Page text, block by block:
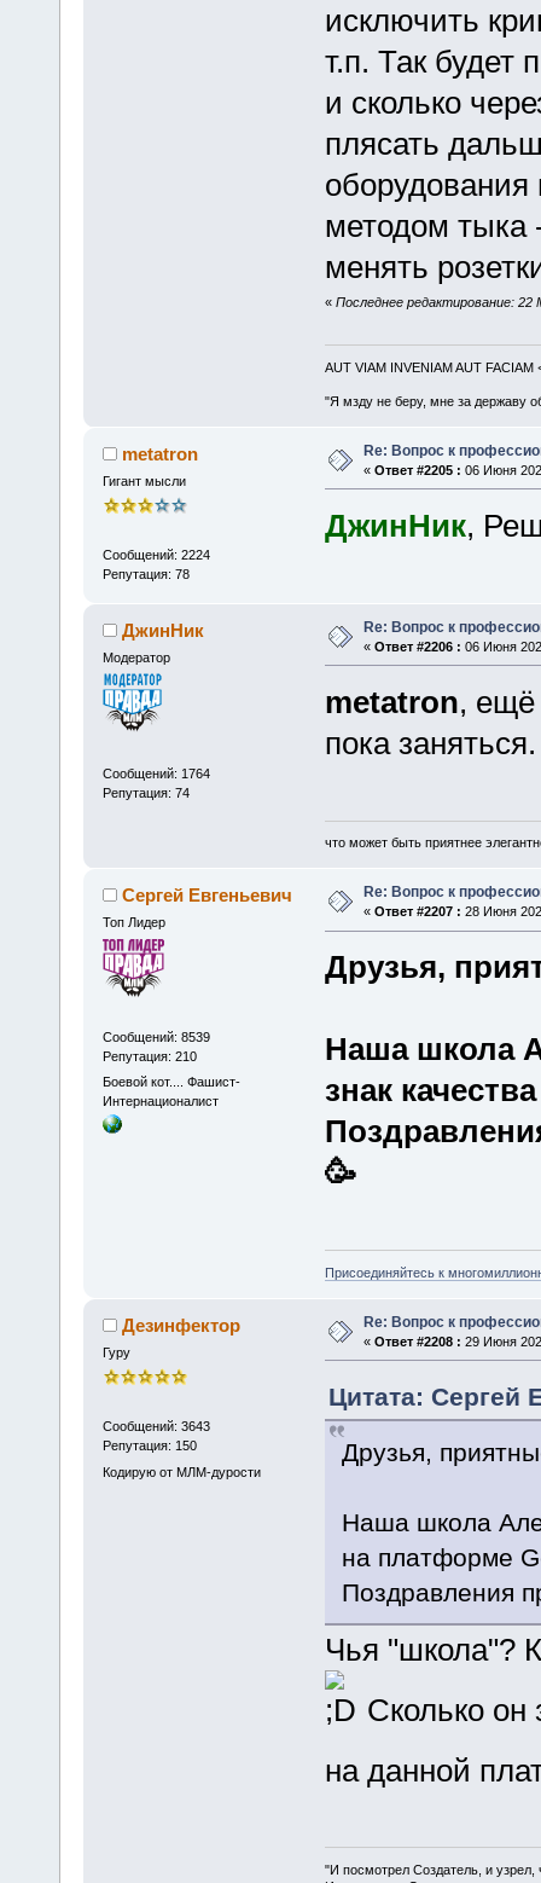
исключить
т.п. Так будет
и сколько
плясать
оборудования
методом тыка
менять
« Последнее редактирование:
AUT VIAM INVENIAM AUT FACIAM
"Я мзду не беру, мне за державу
metatron
Гигант мысли
Сообщений: 2224
Репутация: 78
Re: Вопрос к
« Ответ #2205 : 06 Июня
ДжинНик,
ДжинНик
Модератор
Сообщений: 1764
Репутация: 74
Re: Вопрос к
« Ответ #2206 : 06 Июня
metatron, ещё
пока
что может быть приятнее
Сергей Евгеньевич
Топ Лидер
Сообщений: 8539
Репутация: 210
Боевой кот.... Фашист-
Интернационалист
Re: Вопрос к
« Ответ #2207 : 28 Июня
Друзья,
Наша школа
знак
🥳
Присоединяйтесь к
Дезинфектор
Гуру
Сообщений: 3643
Репутация: 150
Кодирую от МЛМ-дурости
Re: Вопрос к
« Ответ #2208 : 29 Июня
Цитата: Сергей
Друзья,
Наша школа
на платформе
Поздравления
Чья "школа"?
Сколько он
на данной
"И посмотрел Создатель, и